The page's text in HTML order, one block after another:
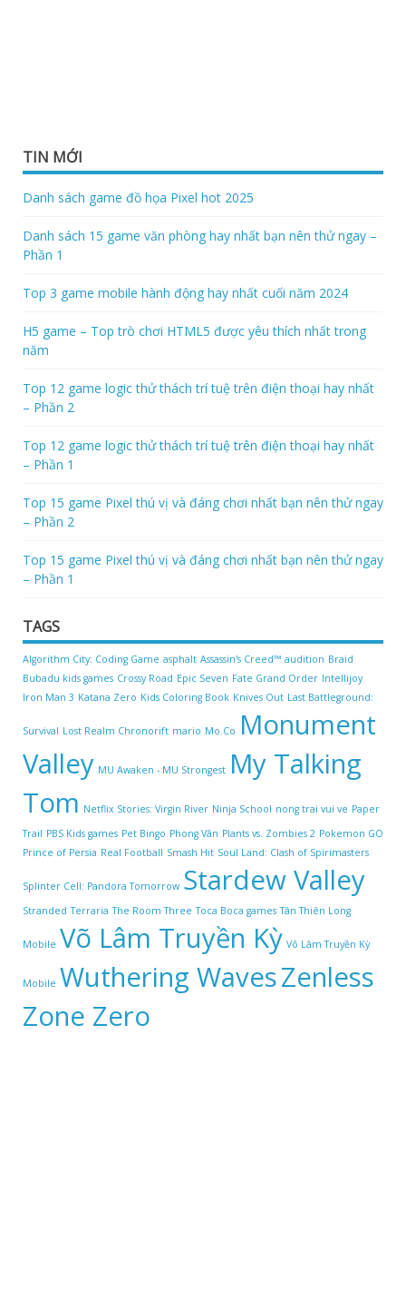
TIN MỚI
Danh sách game đồ họa Pixel hot 2025
Danh sách 15 game văn phòng hay nhất bạn nên thử ngay –
Phần 1
Top 3 game mobile hành động hay nhất cuối năm 2024
H5 game – Top trò chơi HTML5 được yêu thích nhất trong
năm
Top 12 game logic thử thách trí tuệ trên điện thoại hay nhất
– Phần 2
Top 12 game logic thử thách trí tuệ trên điện thoại hay nhất
– Phần 1
Top 15 game Pixel thú vị và đáng chơi nhất bạn nên thử ngay
– Phần 2
Top 15 game Pixel thú vị và đáng chơi nhất bạn nên thử ngay
– Phần 1
TAGS
Algorithm City: Coding Game asphalt Assassin's Creed™ audition Braid
Bubadu kids games Crossy Road Epic Seven Fate Grand Order Intellijoy
Iron Man 3 Katana Zero Kids Coloring Book Knives Out Last Battleground:
Survival Lost Realm Chronorift mario Mo.Co Monument
Valley MU Awaken - MU Strongest My Talking
Tom Netflix Stories: Virgin River Ninja School nong trai vui ve Paper
Trail PBS Kids games Pet Bingo Phong Vân Plants vs. Zombies 2 Pokemon GO
Prince of Persia Real Football Smash Hit Soul Land: Clash of Spirimasters
Splinter Cell: Pandora Tomorrow Stardew Valley
Stranded Terraria The Room Three Toca Boca games Tân Thiên Long
Mobile Võ Lâm Truyền Kỳ Võ Lâm Truyền Kỳ
Mobile Wuthering WavesZenless
Zone Zero